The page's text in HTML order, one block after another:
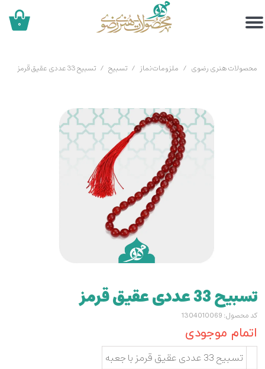
۰
محصولات هنری رضوی ملزومات نماز تسبیح تسبیح 33 عددی عقیق قرمز
تسبیح 33 عددی عقیق قرمز
کد محصول: 1304010069
اتمام موجودی
تسبیح 33 عددی عقیق قرمز با جعبه